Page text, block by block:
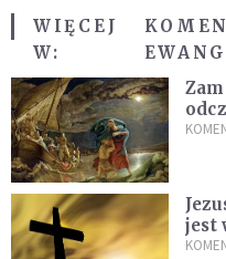
WIĘCEJ
W:
jest